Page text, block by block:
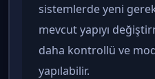
sistemlerde yeni
mevcut yapıyı
daha kontrollü ve
yapılabilir.